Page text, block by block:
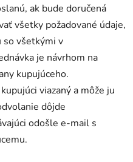
ak bude doručená
všetky požadované údaje,
so všetkými v
je návrhom na
kupujúceho.
viazaný a môže ju
dôjde
odošle e-mail s